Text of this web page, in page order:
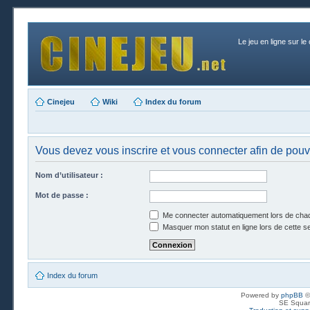
Le jeu en ligne sur le
Cinejeu Wiki Index du forum
Vous devez vous inscrire et vous connecter afin de
Nom d’utilisateur :
Mot de passe :
Me connecter automatiquement lors de
Masquer mon statut en ligne lors de cette
Index du forum
Powered by phpBB
SE